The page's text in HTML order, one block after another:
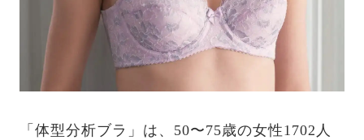
「体型分析ブラ」は、50〜75歳の女性1702人